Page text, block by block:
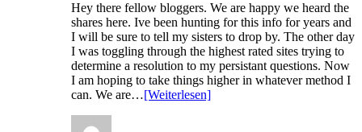
Hey there fellow bloggers. We are happy we heard the
shares here. Ive been hunting for this info for years and
I will be sure to tell my sisters to drop by. The other day
I was toggling through the highest rated sites trying to
determine a resolution to my persistant questions. Now
I am hoping to take things higher in whatever method I
can. We are…[Weiterlesen]